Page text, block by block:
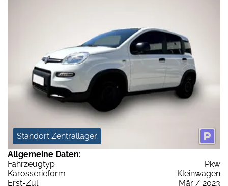
Standort Zentrallager
Allgemeine Daten:
Fahrzeugtyp
Pkw
Karosserieform
Kleinwagen
Erst-Zul.
Mär / 2023